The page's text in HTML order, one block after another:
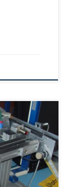
budově fakulty